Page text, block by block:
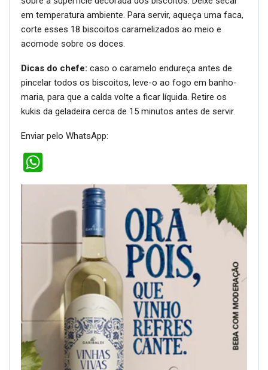
em temperatura ambiente. Para servir, aqueça uma faca,
corte esses 18 biscoitos caramelizados ao meio e
acomode sobre os doces.
Dicas do chefe: caso o caramelo endureça antes de
pincelar todos os biscoitos, leve-o ao fogo em banho-
maria, para que a calda volte a ficar líquida. Retire os
kukis da geladeira cerca de 15 minutos antes de servir.
Enviar pelo WhatsApp: